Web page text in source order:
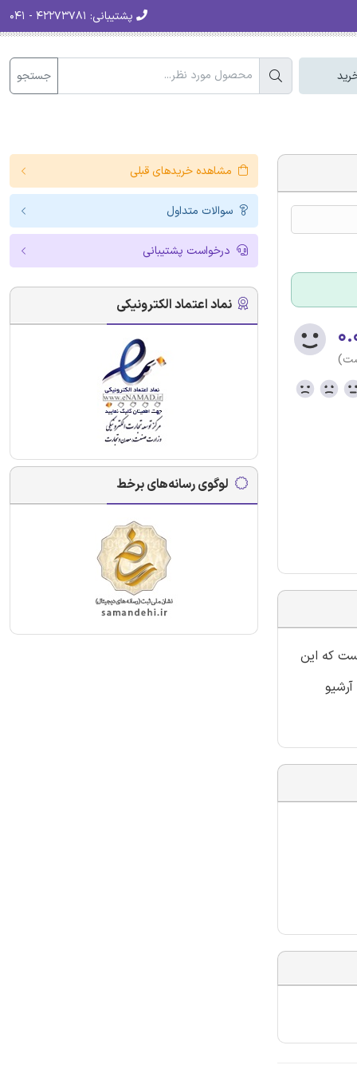
پشتیبانی:
جستجو
شده در سال 1397 نموده است. امید است که این
مشاهده خریدهای قبلی
سوالات متداول
درخواست پشتیبانی
نماد اعتماد الکترونیکی
لوگوی رسانه‌های برخط